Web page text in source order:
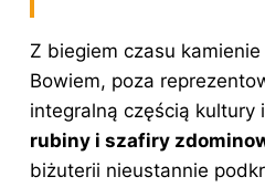
Z biegiem czasu
Bowiem, poza
integralną częścią kultury
rubiny i szafiry
biżuterii nieustannie